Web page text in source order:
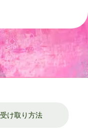
受け取り方法